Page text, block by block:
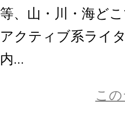
等、山・川・海ど
アクティブ系ライ
内...
こ